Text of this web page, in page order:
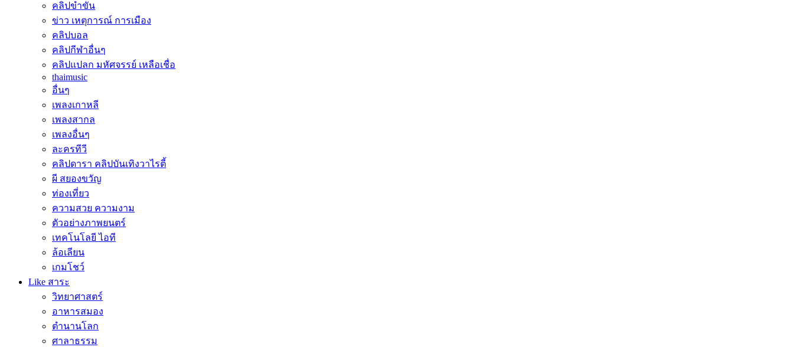
คลิปขำขัน
ข่าว เหตุการณ์ การเมือง
คลิปบอล
คลิปกีฬาอื่นๆ
คลิปแปลก มหัศจรรย์ เหลือเชื่อ
thaimusic
อื่นๆ
เพลงเกาหลี
เพลงสากล
เพลงอื่นๆ
ละครทีวี
คลิปดารา คลิปบันเทิงวาไรตี้
ผี สยองขวัญ
ท่องเที่ยว
ความสวย ความงาม
ตัวอย่างภาพยนตร์
เทคโนโลยี ไอที
ล้อเลียน
เกมโชว์
Like สาระ
วิทยาศาสตร์
อาหารสมอง
ตำนานโลก
ศาลาธรรม